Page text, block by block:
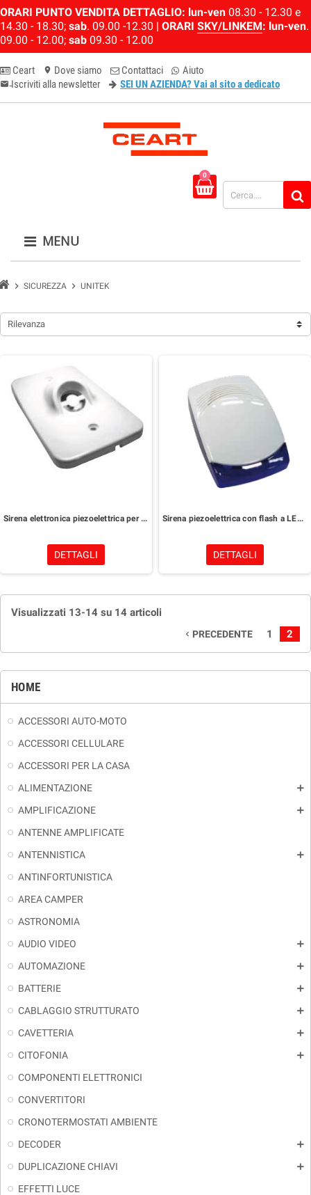
ORARI PUNTO VENDITA DETTAGLIO: lun-ven 08.30 - 12.30 e
14.30 - 18.30; sab. 09.00 -12.30 | ORARI SKY/LINKEM: lun-ven.
09.00 - 12.00; sab 09.30 - 12.00
Ceart location_on Dove siamo Contattaci Aiuto
email-newsletter
Iscriviti alla newsletter SEI UN AZIENDA? Vai al sito a dedicato
0
MENU
chevron_right SICUREZZA chevron_right UNITEK
HOME
ACCESSORI AUTO-MOTO
ACCESSORI CELLULARE
ACCESSORI PER LA CASA
ALIMENTAZIONE
add
AMPLIFICAZIONE add
ANTENNE AMPLIFICATE
ANTENNISTICA
add
ANTINFORTUNISTICA
AREA CAMPER
ASTRONOMIA
AUDIO VIDEO
add
AUTOMAZIONE add
BATTERIE add
CABLAGGIO STRUTTURATO add
CAVETTERIA add
CITOFONIA add
COMPONENTI ELETTRONICI
CONVERTITORI
CRONOTERMOSTATI AMBIENTE
DECODER
add
DUPLICAZIONE CHIAVI add
EFFETTI LUCE
Rilevanza
Sirena elettronica piezoelettrica per interni
DETTAGLI
Sirena piezoelettrica con flash a LED da interno
DETTAGLI
Visualizzati 13-14 su 14 articoli
navigate_before PRECEDENTE 1 2